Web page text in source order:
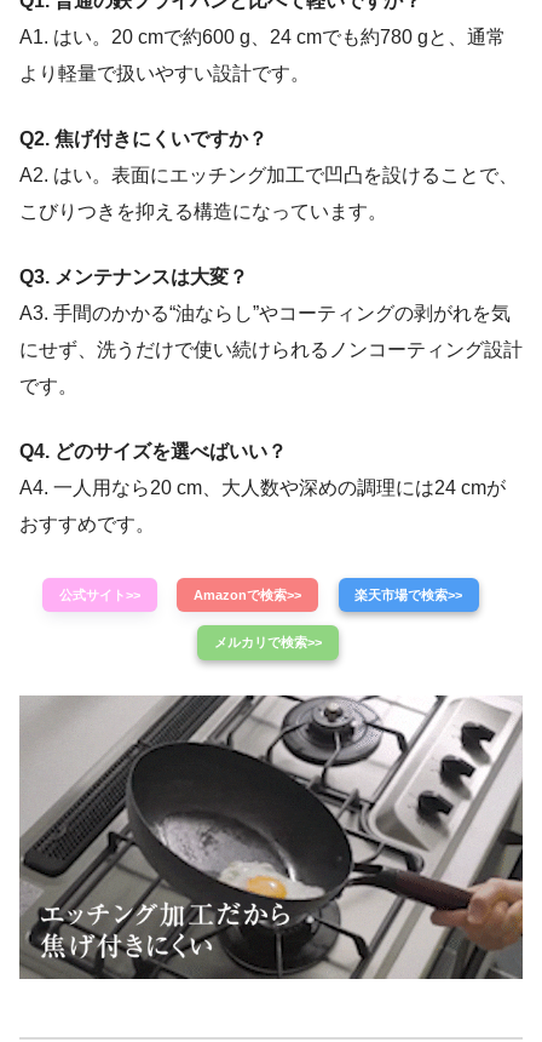
A1. はい。20 cmで約600 g、24 cmでも約780 gと、通常
より軽量で扱いやすい設計です。
Q2. 焦げ付きにくいですか？
A2. はい。表面にエッチング加工で凹凸を設けることで、
こびりつきを抑える構造になっています。
Q3. メンテナンスは大変？
A3. 手間のかかる“油ならし”やコーティングの剥がれを気
にせず、洗うだけで使い続けられるノンコーティング設計
です。
Q4. どのサイズを選べばいい？
A4. 一人用なら20 cm、大人数や深めの調理には24 cmが
おすすめです。
公式サイト>> Amazonで検索>> 楽天市場で検索>>
メルカリで検索>>